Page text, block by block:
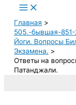
Main
Menu
Главная
505.-бывшая-
Йоги. Вопросы
Экзамена.
Ответы на
Патанджали.